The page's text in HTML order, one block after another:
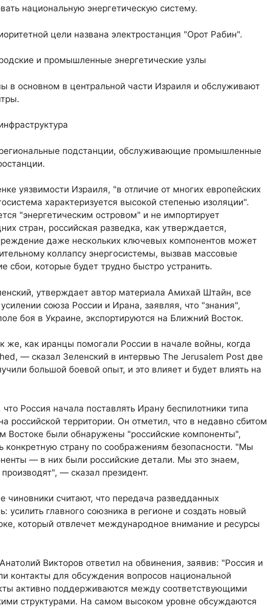
национальную энергетическую систему.
цели названа электростанция "Орот Рабин".
и промышленные энергетические узлы
в основном в центральной части Израиля и обслуживают
подстанции, обслуживающие промышленные
уязвимости Израиля, "в отличие от многих европейских
характеризуется высокой степенью изоляции".
"энергетическим островом" и не импортирует
стран, российская разведка, как утверждается,
даже нескольких ключевых компонентов может
коллапсу энергосистемы, вызвав массовые
сбои, которые будет трудно быстро устранить.
утверждает автор материала Амихай Штайн, все
союза России и Ирана, заявляя, что "знания",
боя в Украине, экспортируются на Ближний Восток.
же, как иранцы помогали России в начале войны, когда
— сказал Зеленский в интервью The Jerusalem Post две
большой боевой опыт, и это влияет и будет влиять на
Россия начала поставлять Ирану беспилотники типа
российской территории. Он отметил, что в недавно сбитом
Востоке были обнаружены "российские компоненты",
конкретную страну по соображениям безопасности. "Мы
— в них были российские детали. Мы это знаем,
— сказал президент.
чиновники считают, что передача разведданных
усилить главного союзника в регионе и создать новый
который отвлечет международное внимание и ресурсы
Викторов ответил на обвинения, заявив: "Россия и
контакты для обсуждения вопросов национальной
активно поддерживаются между соответствующими
структурами. На самом высоком уровне обсуждаются